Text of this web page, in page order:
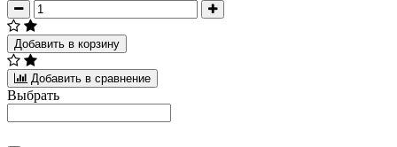
Добавить в корзину
Добавить в сравнение
Выбрать